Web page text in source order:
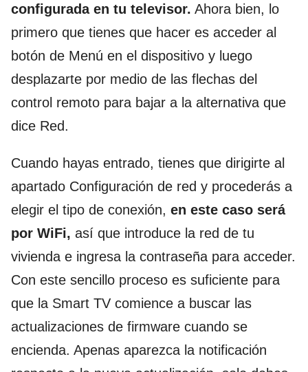
configurada en tu televisor. Ahora bien, lo
primero que tienes que hacer es acceder al
botón de Menú en el dispositivo y luego
desplazarte por medio de las flechas del
control remoto para bajar a la alternativa que
dice Red.
Cuando hayas entrado, tienes que dirigirte al
apartado Configuración de red y procederás a
elegir el tipo de conexión, en este caso será
por WiFi, así que introduce la red de tu
vivienda e ingresa la contraseña para acceder.
Con este sencillo proceso es suficiente para
que la Smart TV comience a buscar las
actualizaciones de firmware cuando se
encienda. Apenas aparezca la notificación